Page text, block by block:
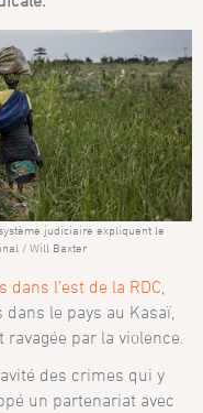
judiciaire expliquent le
/ Will Baxter
l’est de la RDC
le pays au Kasaï,
par la violence.
des crimes qui y
un partenariat avec